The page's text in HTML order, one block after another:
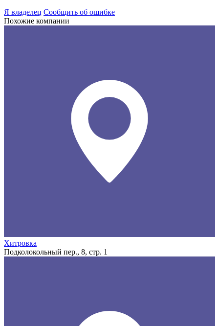
Я владелец Сообщить об ошибке
Похожие компании
Хитровка
Подколокольный пер., 8, стр. 1